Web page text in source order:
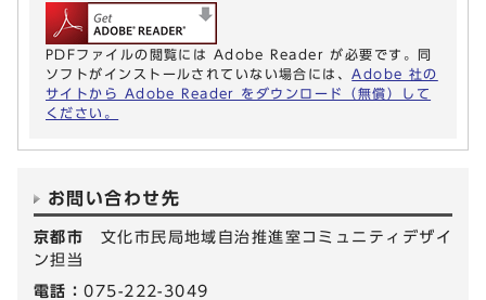
PDFファイルの閲覧には Adobe Reader が必要です。同
ソフトがインストールされていない場合には、 Adobe 社の
サイトから Adobe Reader をダウンロード（無償）して
ください。
お問い合わせ先
京都市 文化市民局地域自治推進室コミュニティデザイ
ン担当
電話：075-222-3049